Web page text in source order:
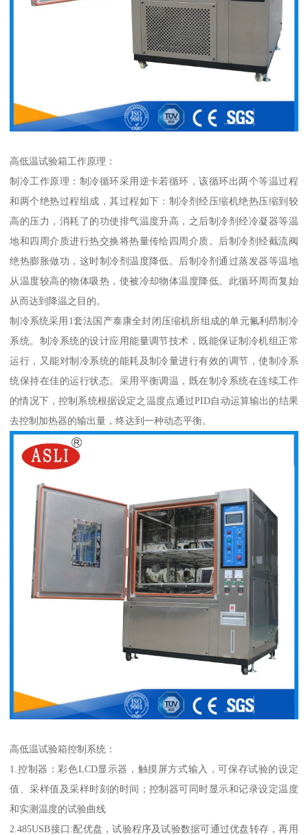
高低温试验箱工作原理：
制冷工作原理：制冷循环采用逆卡若循环，该循环出两个等温过程
和两个绝热过程组成，其过程如下：制冷剂经压缩机绝热压缩到较
高的压力，消耗了的功使排气温度升高，之后制冷剂经冷凝器等温
地和四周介质进行热交换将热量传给四周介质。后制冷剂经截流阀
绝热膨胀做功，这时制冷剂温度降低。后制冷剂通过蒸发器等温地
从温度较高的物体吸热，使被冷却物体温度降低。此循环周而复始
从而达到降温之目的。
制冷系统采用1套法国产泰康全封闭压缩机所组成的单元氟利昂制冷
系统。制冷系统的设计应用能量调节技术，既能保证制冷机组正常
运行，又能对制冷系统的能耗及制冷量进行有效的调节，使制冷系
统保持在佳的运行状态。采用平衡调温，既在制冷系统在连续工作
的情况下，控制系统根据设定之温度点通过PID自动运算输出的结果
去控制加热器的输出量，终达到一种动态平衡。
高低温试验箱控制系统：
1.控制器：彩色LCD显示器，触摸屏方式输入，可保存试验的设定
值、采样值及采样时刻的时间；控制器可同时显示和记录设定温度
和实测温度的试验曲线
2.485USB接口:配优盘，试验程序及试验数据可通过优盘转存，再用